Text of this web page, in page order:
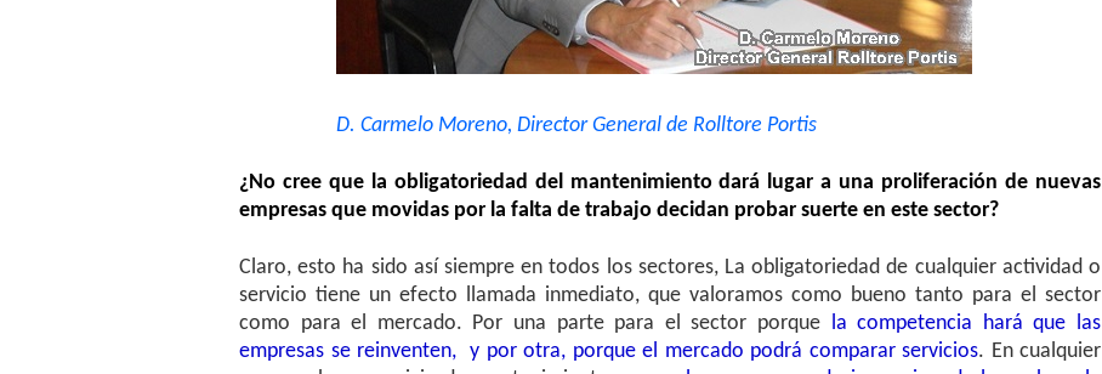
D. Carmelo Moreno, Director General de Rolltore Portis
¿No cree que la obligatoriedad del mantenimiento dará lugar a una proliferación de nuevas
empresas que movidas por la falta de trabajo decidan probar suerte en este sector?
Claro, esto ha sido así siempre en todos los sectores, La obligatoriedad de cualquier actividad o
servicio tiene un efecto llamada inmediato, que valoramos como bueno tanto para el sector
como para el mercado. Por una parte para el sector porque la competencia hará que las
empresas se reinventen, y por otra, porque el mercado podrá comparar servicios. En cualquier